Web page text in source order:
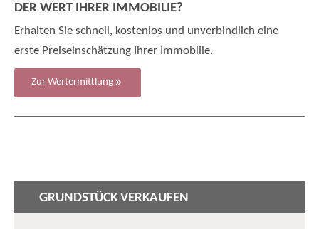
DER WERT IHRER IMMOBILIE?
Erhalten Sie schnell, kostenlos und unverbindlich eine
erste Preiseinschätzung Ihrer Immobilie.
Zur Wertermittlung
GRUNDSTÜCK VERKAUFEN